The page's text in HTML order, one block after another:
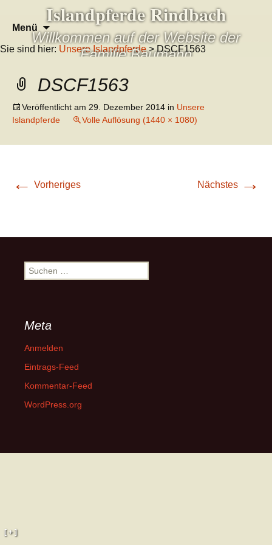
Islandpferde Rindbach
Willkommen auf der Website der
Familie Baumann
Menü
Zum
Inhalt
springen
nach:
Sie sind hier: Unsere Islandpferde> DSCF1563
DSCF1563
Veröffentlicht am 29. Dezember 2014 in Unsere
Islandpferde
Volle Auflösung (1440 × 1080)
← Vorheriges Nächstes →
Suchen
nach:
Meta
Anmelden
Eintrags-Feed
Kommentar-Feed
WordPress.org
[ + ]